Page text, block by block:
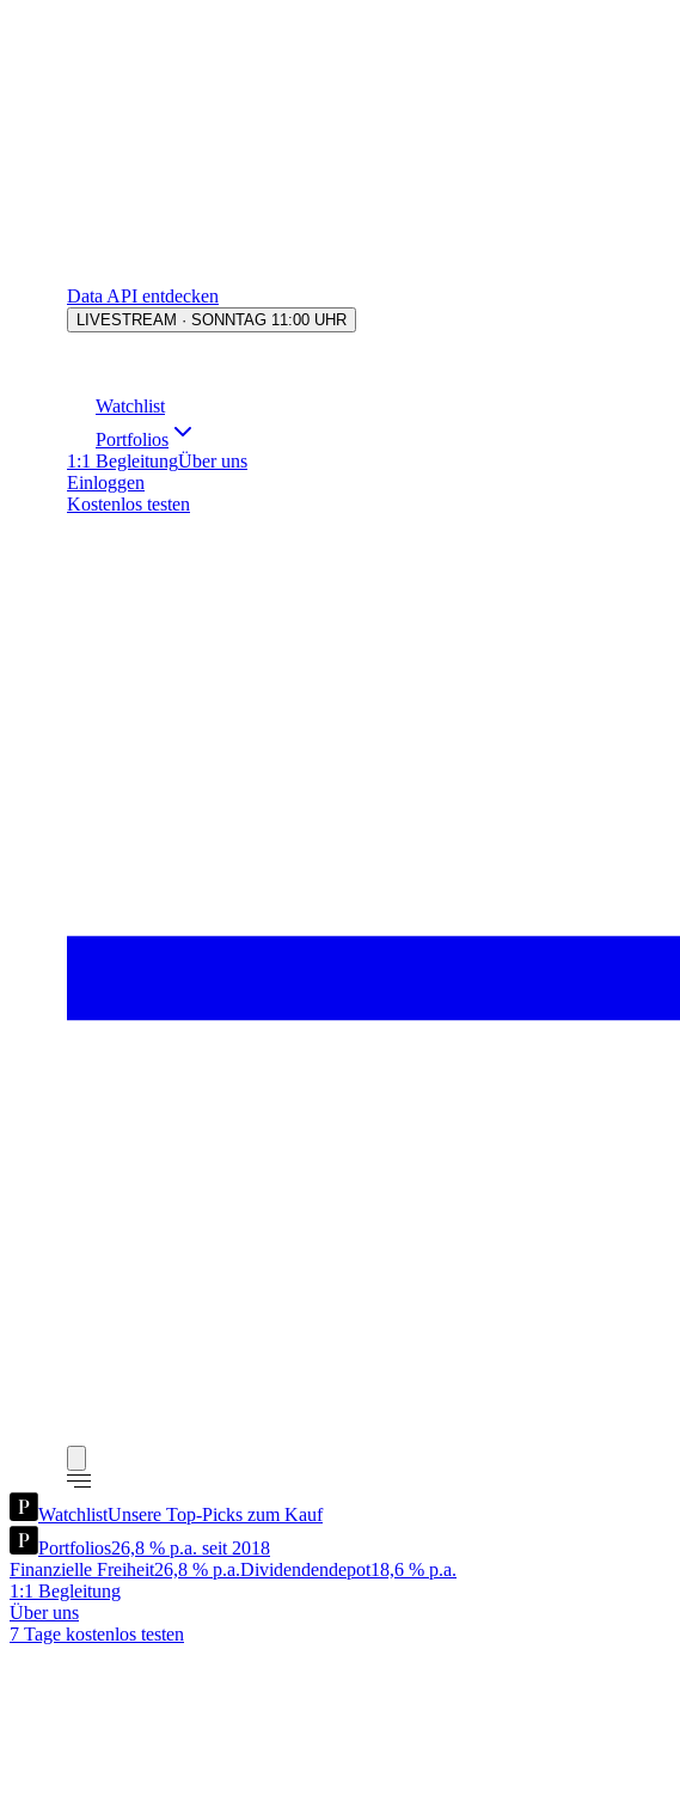
Data API entdecken
LIVESTREAM · SONNTAG 11:00 UHR
Watchlist
Portfolios
1:1 BegleitungÜber uns
Einloggen
Kostenlos testen
WatchlistUnsere Top-Picks zum Kauf
Portfolios26,8 % p.a. seit 2018
Finanzielle Freiheit26,8 % p.a.Dividendendepot18,6 % p.a.
1:1 Begleitung
Über uns
7 Tage kostenlos testen